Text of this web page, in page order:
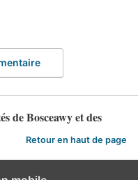
de Bosceawy et des
Retour en haut de page